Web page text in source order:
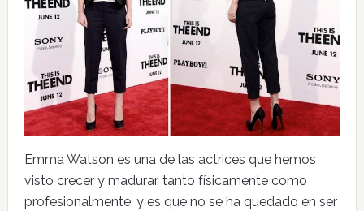
Emma Watson es una de las actrices que hemos
visto crecer y madurar, tanto físicamente como
profesionalmente, y es que no se ha quedado en ser